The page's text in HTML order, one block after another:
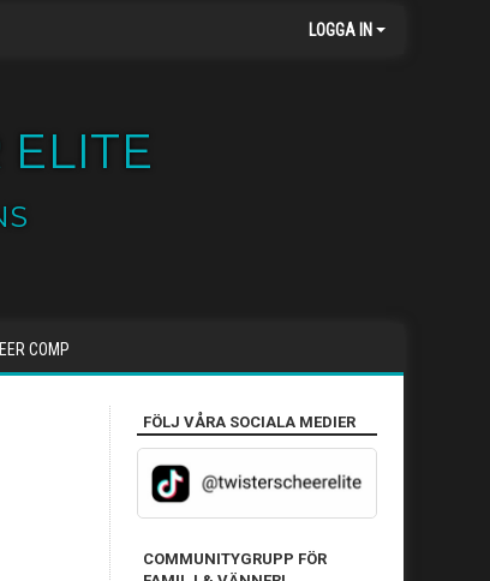
LOGGA IN
ELITE
COMP
FÖLJ VÅRA SOCIALA MEDIER
COMMUNITYGRUPP FÖR